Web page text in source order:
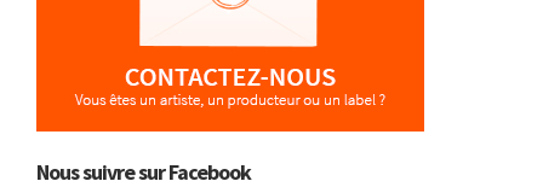
Nous suivre sur Facebook